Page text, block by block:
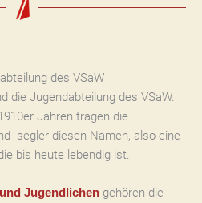
des VSaW
die Jugendabteilung des VSaW.
Jahren tragen die
-segler diesen Namen, also eine
bis heute lebendig ist.
Jugendlichengehören die